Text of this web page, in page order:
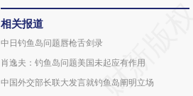
相关报道
中日钓鱼岛问题唇枪舌剑录
肖逸夫：钓鱼岛问题美国未起应有作用
中国外交部长联大发言就钓鱼岛阐明立场